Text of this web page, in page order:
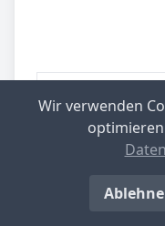
Be­lieb­te Rei­se­zie­le
Top-­
Wir verwenden